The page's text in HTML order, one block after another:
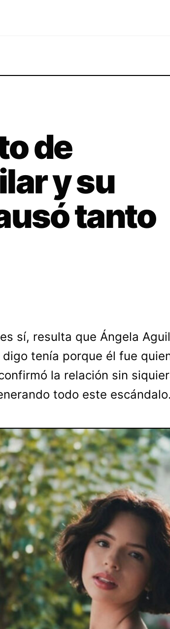
de
y su
tanto
sí, resulta que Ángela
digo tenía porque él fue
la relación sin
todo este escándalo.